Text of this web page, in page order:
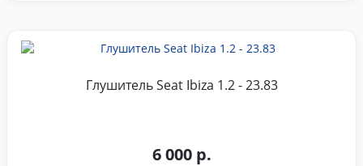
Глушитель Seat Ibiza 1.2 - 23.83
6 000 р.